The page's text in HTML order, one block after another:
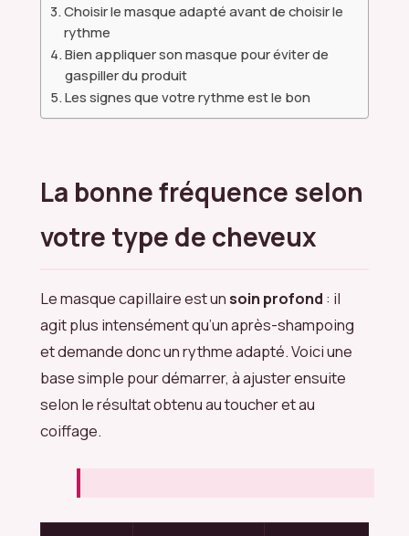
Choisir le masque adapté avant de choisir le
rythme
Bien appliquer son masque pour éviter de
gaspiller du produit
Les signes que votre rythme est le bon
La bonne fréquence selon
votre type de cheveux
Le masque capillaire est unsoin profond : il
agit plus intensément qu’un après-shampoing
et demande donc un rythme adapté. Voici une
base simple pour démarrer, à ajuster ensuite
selon le résultat obtenu au toucher et au
coiffage.